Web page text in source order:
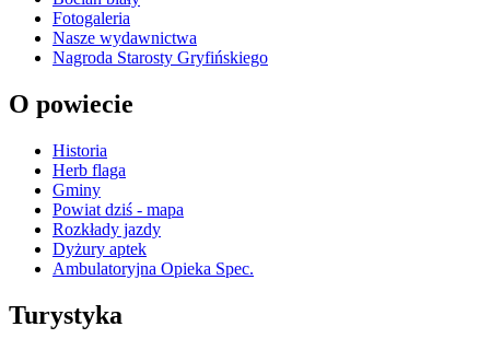
Fotogaleria
Nasze wydawnictwa
Nagroda Starosty Gryfińskiego
O powiecie
Historia
Herb flaga
Gminy
Powiat dziś - mapa
Rozkłady jazdy
Dyżury aptek
Ambulatoryjna Opieka Spec.
Turystyka